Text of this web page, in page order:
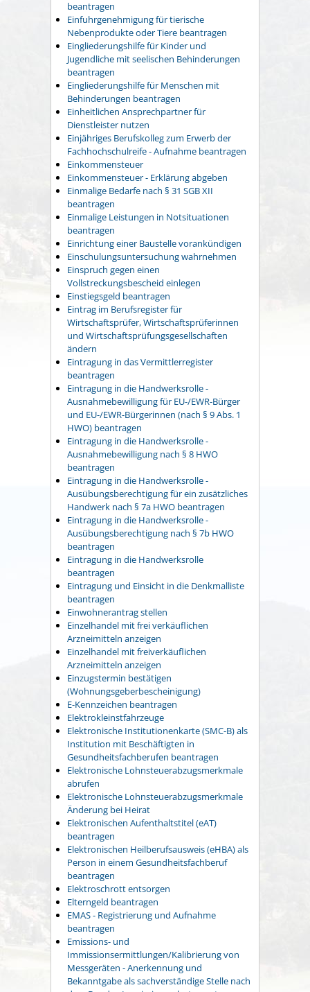
beantragen
Einfuhrgenehmigung für tierische
Nebenprodukte oder Tiere beantragen
Eingliederungshilfe für Kinder und
Jugendliche mit seelischen Behinderungen
beantragen
Eingliederungshilfe für Menschen mit
Behinderungen beantragen
Einheitlichen Ansprechpartner für
Dienstleister nutzen
Einjähriges Berufskolleg zum Erwerb der
Fachhochschulreife - Aufnahme beantragen
Einkommensteuer
Einkommensteuer - Erklärung abgeben
Einmalige Bedarfe nach § 31 SGB XII
beantragen
Einmalige Leistungen in Notsituationen
beantragen
Einrichtung einer Baustelle vorankündigen
Einschulungsuntersuchung wahrnehmen
Einspruch gegen einen
Vollstreckungsbescheid einlegen
Einstiegsgeld beantragen
Eintrag im Berufsregister für
Wirtschaftsprüfer, Wirtschaftsprüferinnen
und Wirtschaftsprüfungsgesellschaften
ändern
Eintragung in das Vermittlerregister
beantragen
Eintragung in die Handwerksrolle -
Ausnahmebewilligung für EU-/EWR-Bürger
und EU-/EWR-Bürgerinnen (nach § 9 Abs. 1
HWO) beantragen
Eintragung in die Handwerksrolle -
Ausnahmebewilligung nach § 8 HWO
beantragen
Eintragung in die Handwerksrolle -
Ausübungsberechtigung für ein zusätzliches
Handwerk nach § 7a HWO beantragen
Eintragung in die Handwerksrolle -
Ausübungsberechtigung nach § 7b HWO
beantragen
Eintragung in die Handwerksrolle
beantragen
Eintragung und Einsicht in die Denkmalliste
beantragen
Einwohnerantrag stellen
Einzelhandel mit frei verkäuflichen
Arzneimitteln anzeigen
Einzelhandel mit freiverkäuflichen
Arzneimitteln anzeigen
Einzugstermin bestätigen
(Wohnungsgeberbescheinigung)
E-Kennzeichen beantragen
Elektrokleinstfahrzeuge
Elektronische Institutionenkarte (SMC-B) als
Institution mit Beschäftigten in
Gesundheitsfachberufen beantragen
Elektronische Lohnsteuerabzugsmerkmale
abrufen
Elektronische Lohnsteuerabzugsmerkmale
Änderung bei Heirat
Elektronischen Aufenthaltstitel (eAT)
beantragen
Elektronischen Heilberufsausweis (eHBA) als
Person in einem Gesundheitsfachberuf
beantragen
Elektroschrott entsorgen
Elterngeld beantragen
EMAS - Registrierung und Aufnahme
beantragen
Emissions- und
Immissionsermittlungen/Kalibrierung von
Messgeräten - Anerkennung und
Bekanntgabe als sachverständige Stelle nach